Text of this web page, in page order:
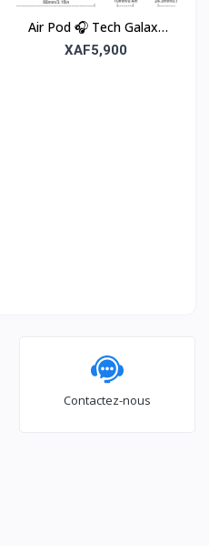
Air Pod 🎧 Tech Galaxy
U36 – Ultra-Léger
XAF5,900
Contactez-nous